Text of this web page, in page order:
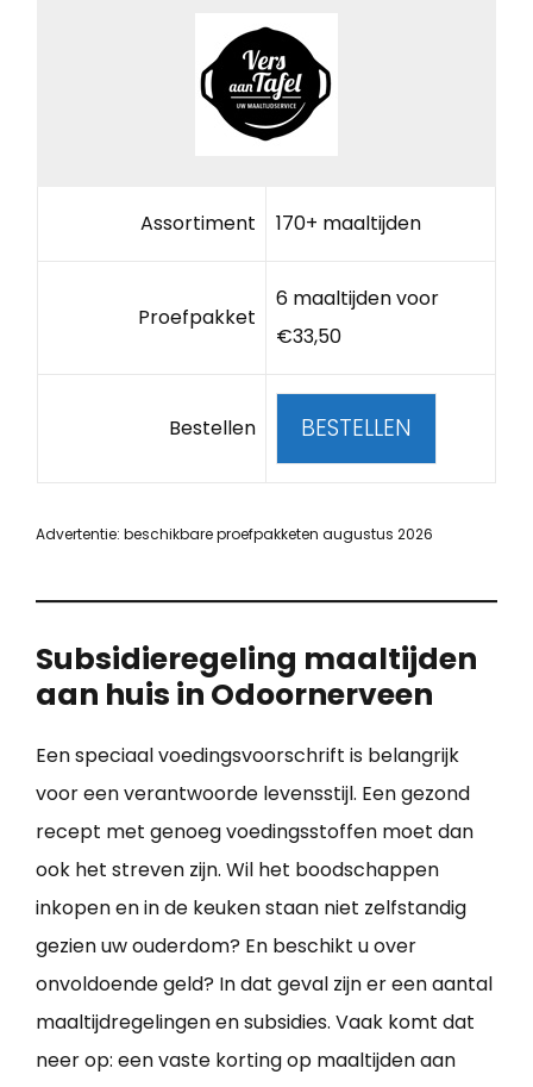
Assortiment 170+ maaltijden
Proefpakket
6 maaltijden voor
€33,50
Bestellen BESTELLEN
Advertentie: beschikbare proefpakketen augustus 2026
Subsidieregeling maaltijden
aan huis in Odoornerveen
Een speciaal voedingsvoorschrift is belangrijk
voor een verantwoorde levensstijl. Een gezond
recept met genoeg voedingsstoffen moet dan
ook het streven zijn. Wil het boodschappen
inkopen en in de keuken staan niet zelfstandig
gezien uw ouderdom? En beschikt u over
onvoldoende geld? In dat geval zijn er een aantal
maaltijdregelingen en subsidies. Vaak komt dat
neer op: een vaste korting op maaltijden aan